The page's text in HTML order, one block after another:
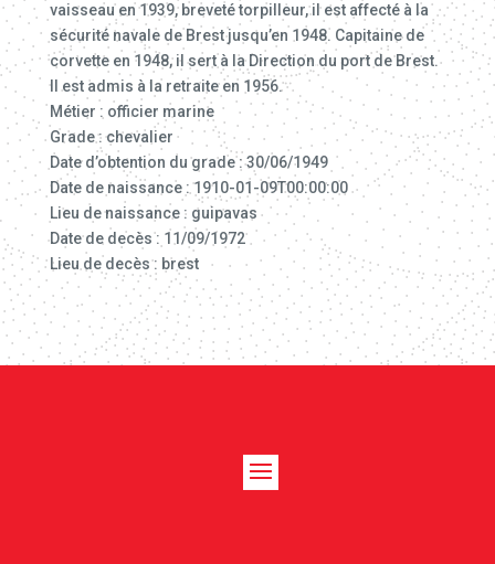
vaisseau en 1939, breveté torpilleur, il est affecté à la
sécurité navale de Brest jusqu’en 1948. Capitaine de
corvette en 1948, il sert à la Direction du port de Brest.
Il est admis à la retraite en 1956.
Métier : officier marine
Grade : chevalier
Date d’obtention du grade : 30/06/1949
Date de naissance : 1910-01-09T00:00:00
Lieu de naissance : guipavas
Date de decès : 11/09/1972
Lieu de decès : brest